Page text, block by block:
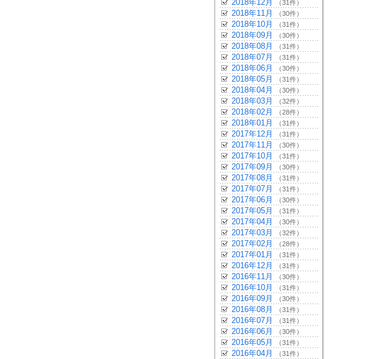
2018年12月 （31件）
2018年11月 （30件）
2018年10月 （31件）
2018年09月 （30件）
2018年08月 （31件）
2018年07月 （31件）
2018年06月 （30件）
2018年05月 （31件）
2018年04月 （30件）
2018年03月 （32件）
2018年02月 （28件）
2018年01月 （31件）
2017年12月 （31件）
2017年11月 （30件）
2017年10月 （31件）
2017年09月 （30件）
2017年08月 （31件）
2017年07月 （31件）
2017年06月 （30件）
2017年05月 （31件）
2017年04月 （30件）
2017年03月 （32件）
2017年02月 （28件）
2017年01月 （31件）
2016年12月 （31件）
2016年11月 （30件）
2016年10月 （31件）
2016年09月 （30件）
2016年08月 （31件）
2016年07月 （31件）
2016年06月 （30件）
2016年05月 （31件）
2016年04月 （31件）